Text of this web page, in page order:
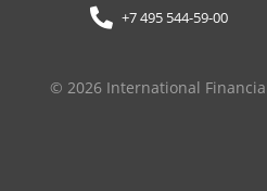
+7 495 544-59-00
© 2026 International